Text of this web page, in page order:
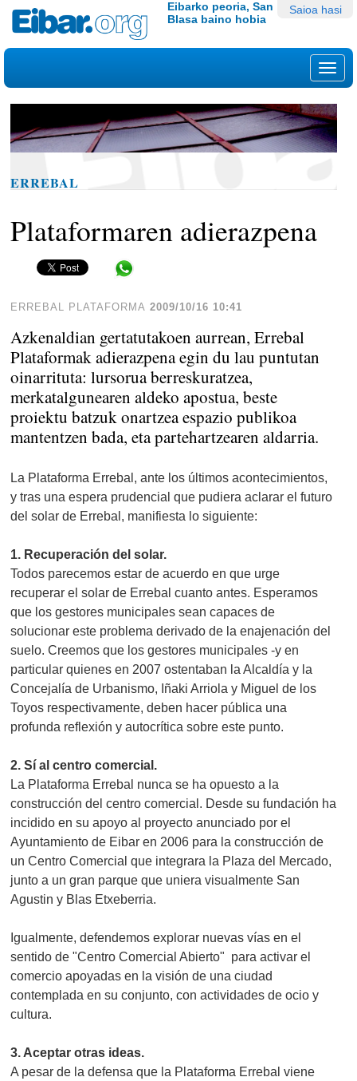
Edukira
salto
|
egin
nabigazioara
Tresna
pertsonalak
Saioa hasi
Eibarko peoria, San
Blasa baino hobia
ERREBAL
Plataformaren adierazpena
ERREBAL PLATAFORMA 2009/10/16 10:41
Azkenaldian gertatutakoen aurrean, Errebal
Plataformak adierazpena egin du lau puntutan
oinarrituta: lursorua berreskuratzea,
merkatalgunearen aldeko apostua, beste
proiektu batzuk onartzea espazio publikoa
mantentzen bada, eta partehartzearen aldarria.
La Plataforma Errebal, ante los últimos acontecimientos,
y tras una espera prudencial que pudiera aclarar el futuro
del solar de Errebal, manifiesta lo siguiente:
1. Recuperación del solar.
Todos parecemos estar de acuerdo en que urge
recuperar el solar de Errebal cuanto antes. Esperamos
que los gestores municipales sean capaces de
solucionar este problema derivado de la enajenación del
suelo. Creemos que los gestores municipales -y en
particular quienes en 2007 ostentaban la Alcaldía y la
Concejalía de Urbanismo, Iñaki Arriola y Miguel de los
Toyos respectivamente, deben hacer pública una
profunda reflexión y autocrítica sobre este punto.
2. Sí al centro comercial.
La Plataforma Errebal nunca se ha opuesto a la
construcción del centro comercial. Desde su fundación ha
incidido en su apoyo al proyecto anunciado por el
Ayuntamiento de Eibar en 2006 para la construcción de
un Centro Comercial que integrara la Plaza del Mercado,
junto a un gran parque que uniera visualmente San
Agustin y Blas Etxeberria.
Igualmente, defendemos explorar nuevas vías en el
sentido de "Centro Comercial Abierto" para activar el
comercio apoyadas en la visión de una ciudad
contemplada en su conjunto, con actividades de ocio y
cultura.
3. Aceptar otras ideas.
A pesar de la defensa que la Plataforma Errebal viene